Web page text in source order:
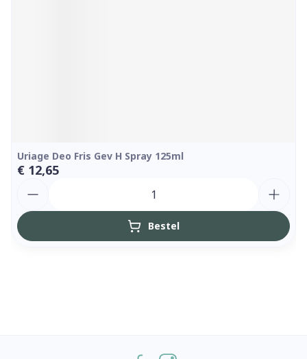
Uriage Deo Fris Gev H Spray 125ml
€ 12,65
Bestel